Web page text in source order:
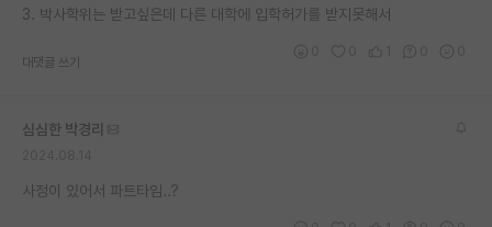
3. 박사학위는 받고싶은데 다른 대학에 입학허가를 받지못해서
대댓글 쓰기
심심한 박경리
사정이 있어서 파트타임..?